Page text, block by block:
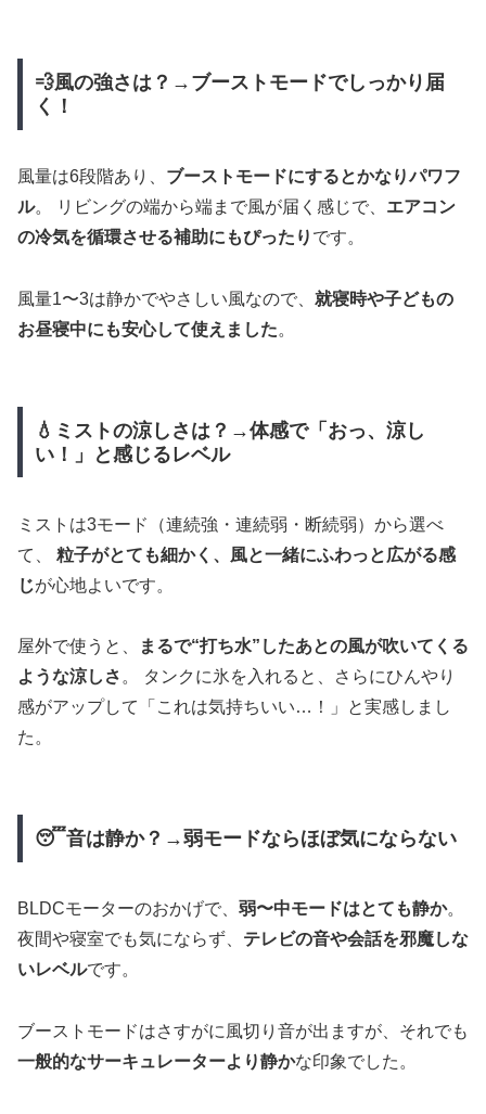
💨風の強さは？→ブーストモードでしっかり届
く！
風量は6段階あり、 ブーストモードにするとかなりパワフ
ル。 リビングの端から端まで風が届く感じで、 エアコン
の冷気を循環させる補助にもぴったり です。
風量1〜3は静かでやさしい風なので、 就寝時や子どもの
お昼寝中にも安心して使えました。
💧ミストの涼しさは？→体感で「おっ、涼し
い！」と感じるレベル
ミストは3モード（連続強・連続弱・断続弱）から選べ
て、 粒子がとても細かく、風と一緒にふわっと広がる感
じが心地よいです。
屋外で使うと、
まるで“打ち水”したあとの風が吹いてくる
ような涼しさ 。 タンクに氷を入れると、さらにひんやり
感がアップして「これは気持ちいい…！」と実感しまし
た。
😴音は静か？→弱モードならほぼ気にならない
BLDCモーターのおかげで、 弱〜中モードはとても静か。
夜間や寝室でも気にならず、 テレビの音や会話を邪魔しな
いレベルです。
ブーストモードはさすがに風切り音が出ますが、それでも
一般的なサーキュレーターより静かな印象でした。